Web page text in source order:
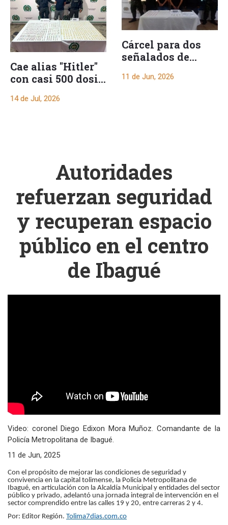
Cae alias "Hitler"
con casi 500 dosis
Ibagué.
14 de Jul, 2026
Cárcel para dos
señalados de
y municiones
11 de Jun, 2026
Autoridades
refuerzan seguridad
y recuperan espacio
público en el centro
de Ibagué
Video: coronel Diego Edixon Mora Muñoz. Comandante de la
Policía Metropolitana de Ibagué.
11 de Jun, 2025
Con el propósito de mejorar las condiciones de seguridad y
convivencia en la capital tolimense, la Policía Metropolitana de
Ibagué, en articulación con la Alcaldía Municipal y entidades del sector
público y privado, adelantó una jornada integral de intervención en el
sector comprendido entre las calles 19 y 20, entre carreras 2 y 4.
Por: Editor Región. Tolima7dias.com.co